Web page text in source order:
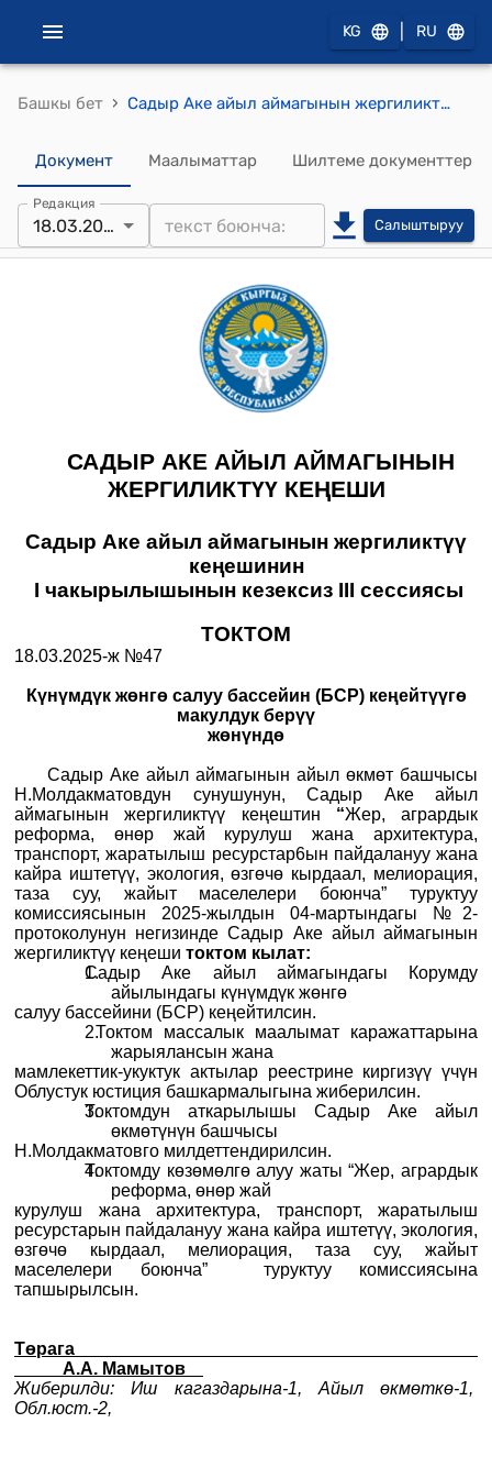
KG RU
Башкы бет › Садыр Аке айыл аймагынын жергиликтүү кеңешинин 2025-жылдын 18-мартындагы №47 "Күнүмдүк жөнгө салуу бассейин (БСР) кеңейтүүгө макулдук берүү жөнүндө" токтому
Документ Маалыматтар Шилтеме документтер
Редакция
18.03.2025 Салыштыруу